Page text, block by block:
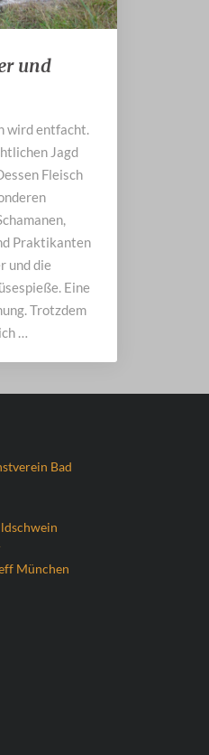
und
wird entfacht.
Jagd
Fleisch
Praktikanten
und die
Eine
Trotzdem
…
Bad
München